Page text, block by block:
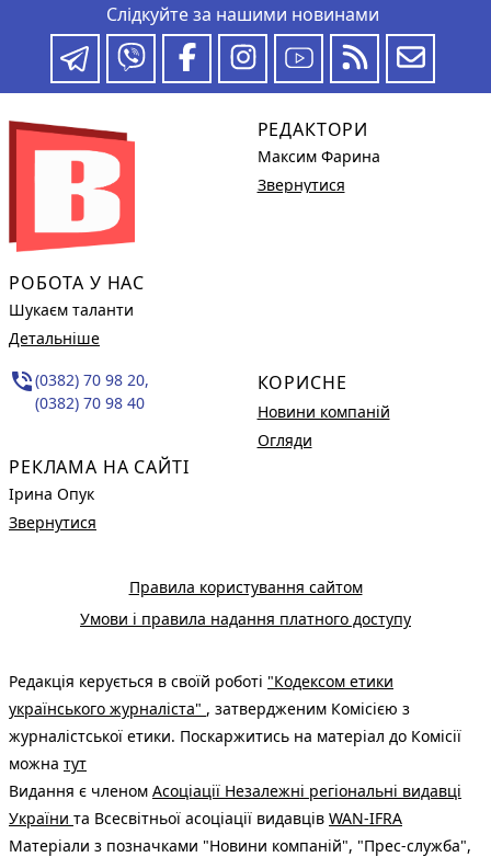
Слідкуйте за нашими новинами
РОБОТА У НАС
Шукаєм таланти
Детальніше
phone_in_talk(0382) 70 98 20,
(0382) 70 98 40
РЕКЛАМА НА САЙТІ
Ірина Опук
Звернутися
РЕДАКТОРИ
Максим Фарина
Звернутися
КОРИСНЕ
Новини компаній
Огляди
Правила користування сайтом
Умови і правила надання платного доступу
Редакція керується в своїй роботі "Кодексом етики
українського журналіста" , затвердженим Комісією з
журналістської етики. Поскаржитись на матеріал до Комісії
можна тут
Видання є членом Асоціації Незалежні регіональні видавці
України та Всесвітньої асоціації видавців WAN-IFRA
Матеріали з позначками "Новини компаній", "Прес-служба",